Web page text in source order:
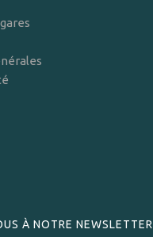
À NOTRE NEWSLETTER